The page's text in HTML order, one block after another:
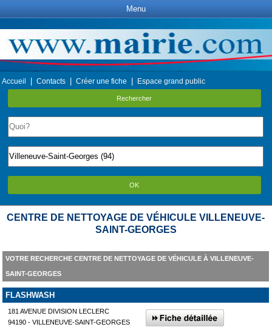
Menu
Accueil Contacts Créer une fiche Espace grand public
Rechercher
OK
CENTRE DE NETTOYAGE DE VÉHICULE VILLENEUVE-
SAINT-GEORGES
VOTRE RECHERCHE CENTRE DE NETTOYAGE DE VÉHICULE À VILLENEUVE-
SAINT-GEORGES
FLASHWASH
181 AVENUE DIVISION LECLERC
94190 - VILLENEUVE-SAINT-GEORGES